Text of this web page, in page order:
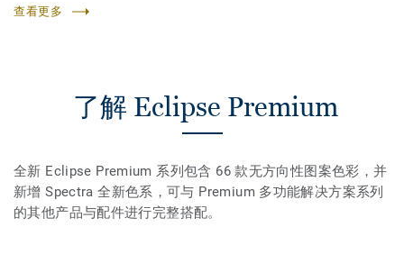
查看更多
了解 Eclipse Premium
全新 Eclipse Premium 系列包含 66 款无方向性图案色彩，并
新增 Spectra 全新色系，可与 Premium 多功能解决方案系列
的其他产品与配件进行完整搭配。